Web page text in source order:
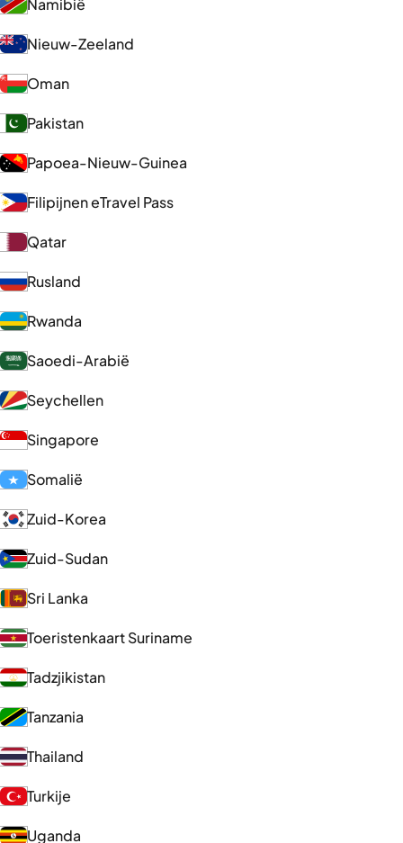
Namibië
Nieuw-Zeeland
Oman
Pakistan
Papoea-Nieuw-Guinea
Filipijnen eTravel Pass
Qatar
Rusland
Rwanda
Saoedi-Arabië
Seychellen
Singapore
Somalië
Zuid-Korea
Zuid-Sudan
Sri Lanka
Toeristenkaart Suriname
Tadzjikistan
Tanzania
Thailand
Turkije
Uganda